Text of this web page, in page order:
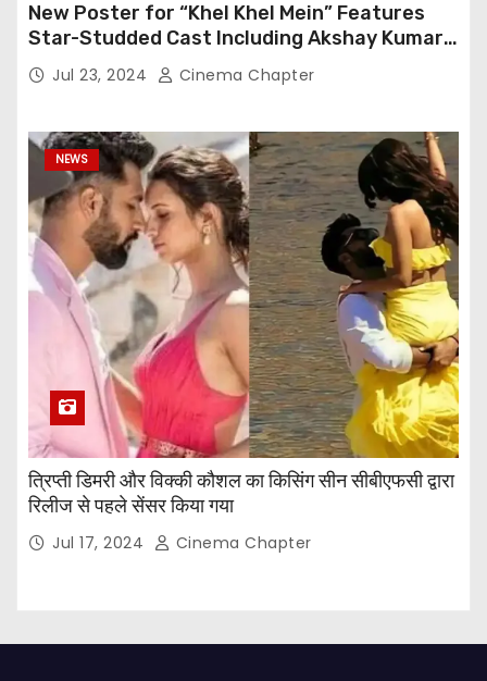
New Poster for “Khel Khel Mein” Features
Star-Studded Cast Including Akshay Kumar,
Taapsee Pannu, Fardeen Khan, and More
Jul 23, 2024 Cinema Chapter
NEWS
त्रिप्ती डिमरी और विक्की कौशल का किसिंग सीन सीबीएफसी द्वारा
रिलीज से पहले सेंसर किया गया
Jul 17, 2024 Cinema Chapter